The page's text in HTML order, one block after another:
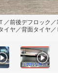
／前後デフロック
イヤ／背面タイヤ／